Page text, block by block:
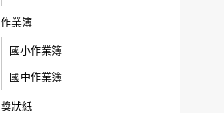
作業簿
國小作業簿
國中作業簿
獎狀紙